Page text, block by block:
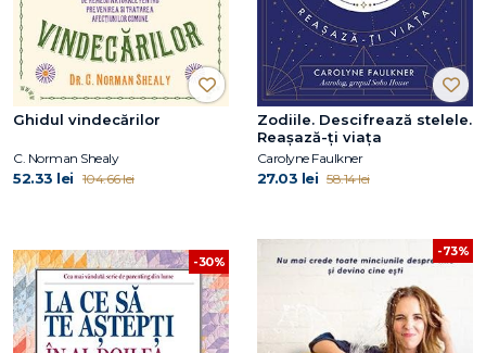
Ghidul vindecărilor
C. Norman Shealy
52.33 lei 104.66 lei
Zodiile. Descifrează stelele.
Reașază-ți viața
Carolyne Faulkner
27.03 lei 58.14 lei
-30%
-73%